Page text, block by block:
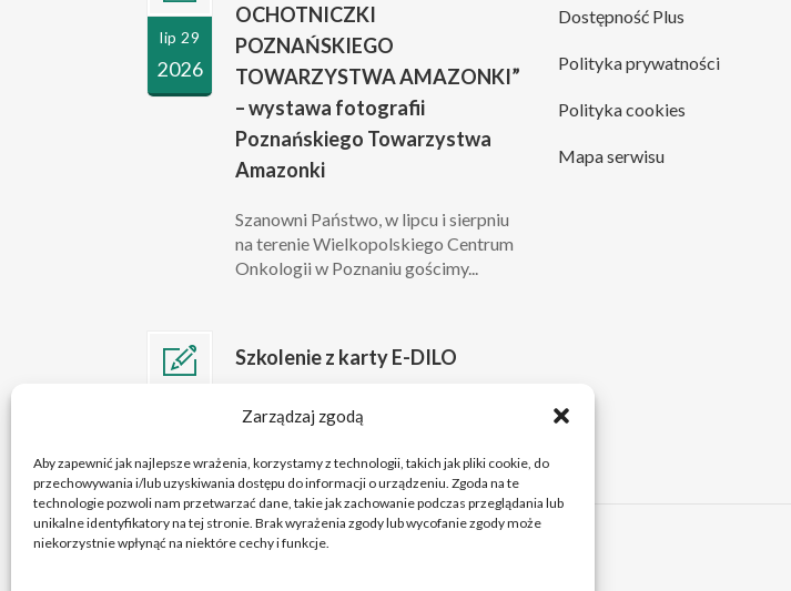
Zarządzaj zgodą
Aby zapewnić jak najlepsze wrażenia, korzystamy z technologii, takich jak pliki cookie, do
przechowywania i/lub uzyskiwania dostępu do informacji o urządzeniu. Zgoda na te
technologie pozwoli nam przetwarzać dane, takie jak zachowanie podczas przeglądania lub
unikalne identyfikatory na tej stronie. Brak wyrażenia zgody lub wycofanie zgody może
niekorzystnie wpłynąć na niektóre cechy i funkcje.
lip 29
2026
OCHOTNICZKI
POZNAŃSKIEGO
TOWARZYSTWA AMAZONKI”
– wystawa fotografii
Poznańskiego Towarzystwa
Amazonki
Szanowni Państwo, w lipcu i sierpniu
na terenie Wielkopolskiego Centrum
Onkologii w Poznaniu gościmy...
Szkolenie z karty E-DILO
Szanowni Państwo, w związku z
przygotowaniami do wejścia w życie
obowiązku wystawiania kart e-DILO...
Dostępność Plus
Polityka prywatności
Polityka cookies
Mapa serwisu